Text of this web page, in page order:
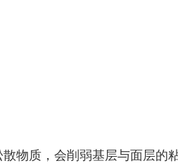
物质，会削弱基层与面层的